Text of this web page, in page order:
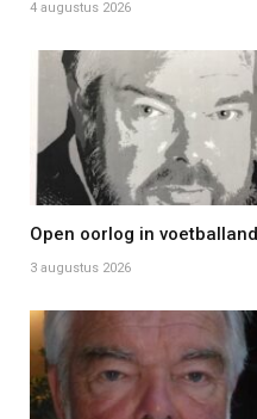
4 augustus 2026
Open oorlog in voetballand
3 augustus 2026